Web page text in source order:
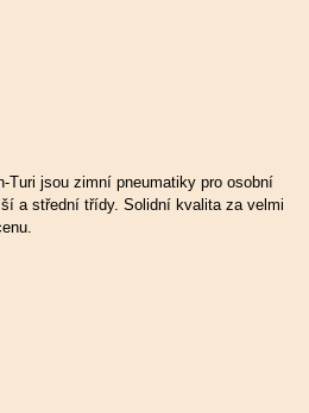
Turi jsou zimní pneumatiky pro osobní
a střední třídy. Solidní kvalita za velmi